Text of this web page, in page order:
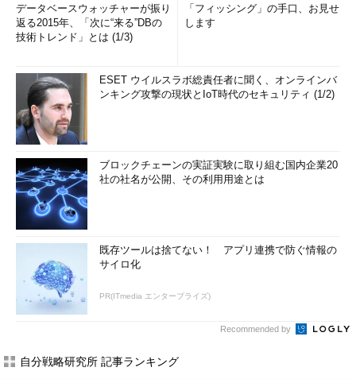
データベースウォッチャーが振り
返る2015年、「次に“来る”DBの
技術トレンド」とは (1/3)
「フィッシング」の手口、お見せ
します
ESET ウイルスラボ総責任者に聞く、オンラインバ
ンキング攻撃の現状とIoT時代のセキュリティ (1/2)
ブロックチェーンの実証実験に取り組む国内企業20
社の社名が公開、その利用用途とは
既存ツールは捨てない！ アプリ連携で防ぐ情報の
サイロ化
PR(ITmedia エンタープライズ)
Recommended by
自分戦略研究所 記事ランキング